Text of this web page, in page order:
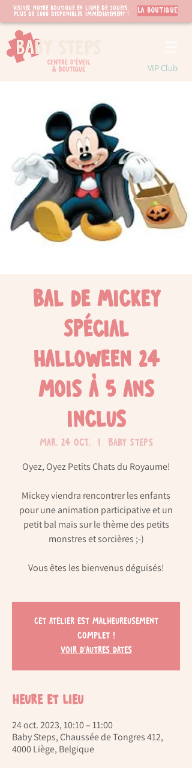
Visitez notre boutique en ligne de jouets.
PLUS de 3000 disponibles immédiatement !
LA BOUTIQUE
VIP Club
Bal de Mickey
Spécial
Halloween 24
mois à 5 ans
inclus
mar. 24 oct.
  |
Baby Steps
Oyez, Oyez Petits Chats du Royaume!
Mickey viendra rencontrer les enfants
pour une animation participative et un
petit bal mais sur le thème des petits
monstres et sorcières ;-)
Vous êtes les bienvenus déguisés!
Cet atelier est malheureusement
complet !
Voir d'autres dates
Heure et lieu
24 oct. 2023, 10:10 – 11:00
Baby Steps, Chaussée de Tongres 412,
4000 Liège, Belgique